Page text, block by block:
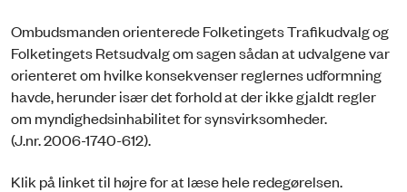
Ombudsmanden orienterede Folketingets Trafikudvalg og
Folketingets Retsudvalg om sagen sådan at udvalgene var
orienteret om hvilke konsekvenser reglernes udformning
havde, herunder især det forhold at der ikke gjaldt regler
om myndighedsinhabilitet for synsvirksomheder.
(J.nr. 2006-1740-612).
Klik på linket til højre for at læse hele redegørelsen.